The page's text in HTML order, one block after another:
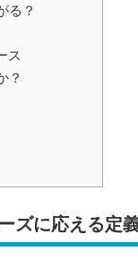
る？
ス
？
ズに応える定